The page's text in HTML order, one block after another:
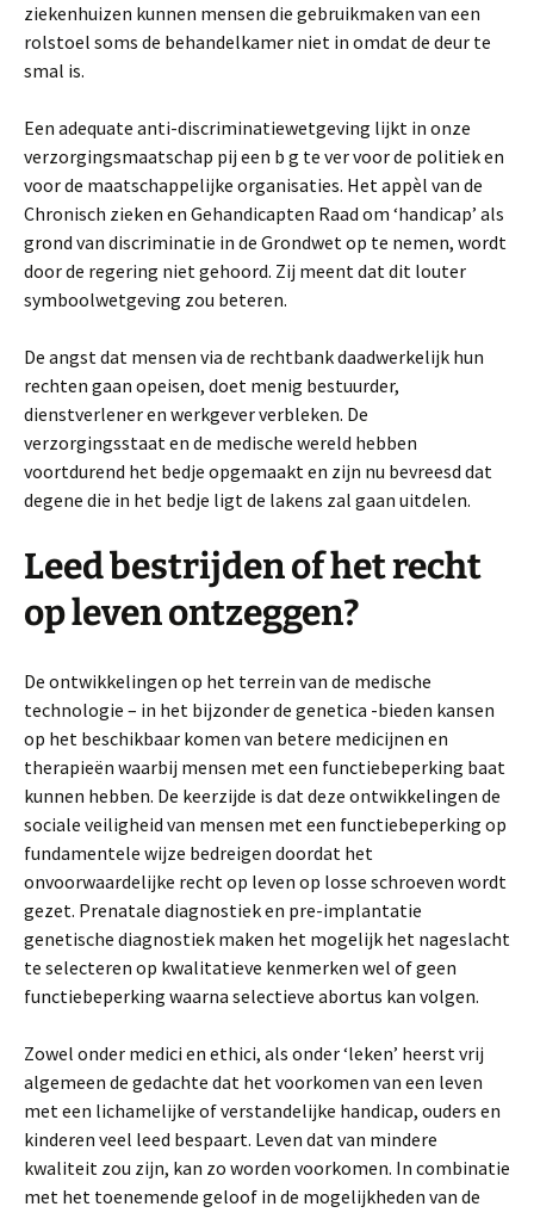
ziekenhuizen kunnen mensen die gebruikmaken van een
rolstoel soms de behandelkamer niet in omdat de deur te
smal is.
Een adequate anti-discriminatiewetgeving lijkt in onze
verzorgingsmaatschap­ pij een b g te ver voor de politiek en
voor de maatschappelijke organisaties. Het appèl van de
Chronisch zieken en Gehandicapten Raad om ‘handicap’ als
grond van discriminatie in de Grondwet op te nemen, wordt
door de regering niet gehoord. Zij meent dat dit louter
symboolwetgeving zou beteren.
De angst dat mensen via de rechtbank daadwerkelijk hun
rechten gaan opeisen, doet menig bestuurder,
dienstverlener en werkgever verbleken. De
verzorgingsstaat en de medische wereld hebben
voortdurend het bedje opgemaakt en zijn nu bevreesd dat
degene die in het bedje ligt de lakens zal gaan uitdelen.
Leed bestrijden of het recht
op leven ontzeggen?
De ontwikkelingen op het terrein van de medische
technologie – in het bijzonder de genetica -bieden kansen
op het beschikbaar komen van betere medicijnen en
therapieën waarbij mensen met een functiebeperking baat
kunnen hebben. De keerzijde is dat deze ontwikkelingen de
sociale veiligheid van mensen met een functiebeperking op
fundamentele wijze bedreigen doordat het
onvoorwaardelijke recht op leven op losse schroeven wordt
gezet. Prenatale diagnostiek en pre-implantatie
genetische diagnostiek maken het mogelijk het nageslacht
te selecteren op kwalitatieve kenmerken wel of geen
functiebeperking waarna selectieve abortus kan volgen.
Zowel onder medici en ethici, als onder ‘leken’ heerst vrij
algemeen de gedachte dat het voorkomen van een leven
met een lichamelijke of verstandelijke handicap, ouders en
kinderen veel leed bespaart. Leven dat van mindere
kwaliteit zou zijn, kan zo worden voorkomen. In combinatie
met het toenemende geloof in de mogelijkheden van de